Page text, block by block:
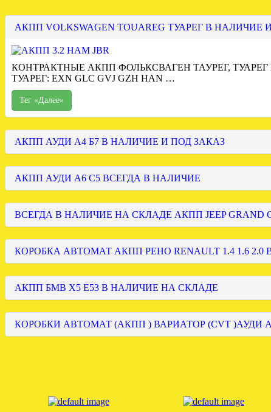
АКПП VOLKSWAGEN TOUAREG ТУАРЕГ В НАЛИЧИЕ
КОНТРАКТНЫЕ АКПП ФОЛЬКСВАГЕН ТАУРЕГ, ТУАРЕГ
ТУАРЕГ: EXN GLC GVJ GZH HAN …
Тег «Далее»
АКПП АУДИ А4 Б7 В НАЛИЧИЕ И ПОД ЗАКАЗ
АКПП АУДИ А6 С5 ВСЕГДА В НАЛИЧИЕ
ВСЕГДА В НАЛИЧИЕ НА СКЛАДЕ АКПП JEEP GRAND
КОРОБКА АВТОМАТ АКПП РЕНО RENAULT 1.4 1.6
АКПП БМВ Х5 Е53 В НАЛИЧИЕ НА СКЛАДЕ
КОРОБКИ АВТОМАТ (АКПП ) ВАРИАТОР (CVT )АУДИ